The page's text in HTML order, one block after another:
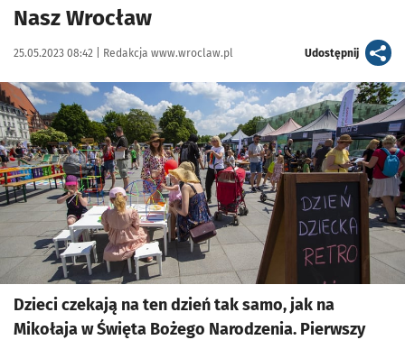
Nasz Wrocław
Data publikacji:
25.05.2023 08:42 | Autor:
Redakcja www.wroclaw.pl Udostępnijartykuł
Kliknij, aby powiększyć
Dzieci czekają na ten dzień tak samo, jak na
Mikołaja w Święta Bożego Narodzenia. Pierwszy